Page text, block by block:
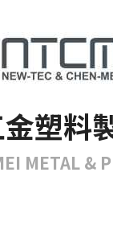
塑料
METAL &